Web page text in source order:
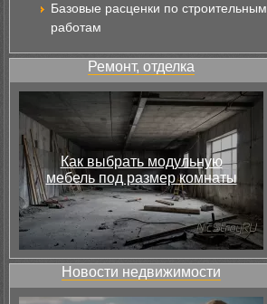
Базовые расценки по строительным
работам
Ремонт, отделка
Как выбрать модульную
мебель под размер комнаты
Новости недвижимости